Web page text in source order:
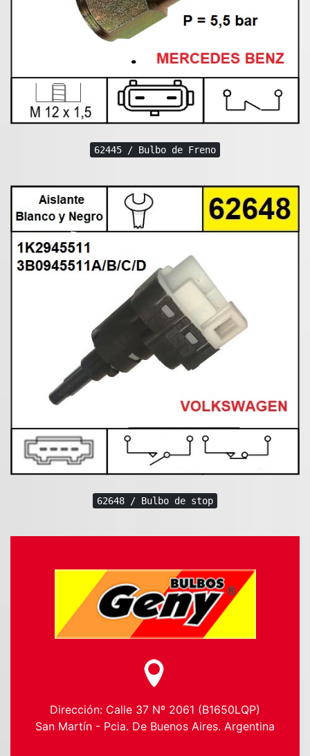
62445 / Bulbo de Freno
62648 / Bulbo de stop
Dirección: Calle 37 Nº 2061 (B1650LQP)
San Martín - Pcia. De Buenos Aires. Argentina